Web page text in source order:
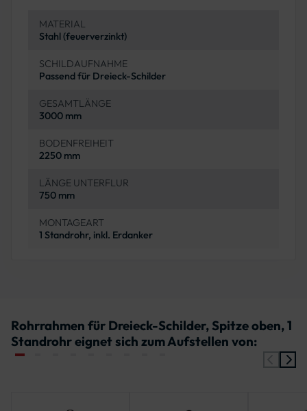
MATERIAL
Stahl (feuerverzinkt)
SCHILDAUFNAHME
Passend für Dreieck-Schilder
GESAMTLÄNGE
3000 mm
BODENFREIHEIT
2250 mm
LÄNGE UNTERFLUR
750 mm
MONTAGEART
1 Standrohr, inkl. Erdanker
Rohrrahmen für Dreieck-Schilder, Spitze oben, 1
Standrohr eignet sich zum Aufstellen von: